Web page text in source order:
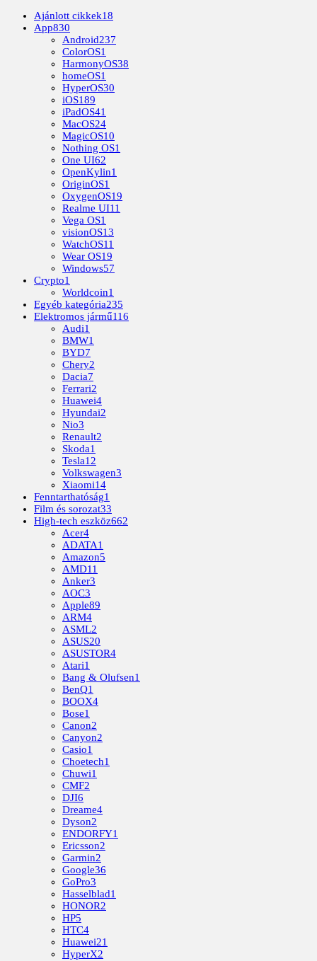
Ajánlott cikkek18
App830
Android237
ColorOS1
HarmonyOS38
homeOS1
HyperOS30
iOS189
iPadOS41
MacOS24
MagicOS10
Nothing OS1
One UI62
OpenKylin1
OriginOS1
OxygenOS19
Realme UI11
Vega OS1
visionOS13
WatchOS11
Wear OS19
Windows57
Crypto1
Worldcoin1
Egyéb kategória235
Elektromos jármű116
Audi1
BMW1
BYD7
Chery2
Dacia7
Ferrari2
Huawei4
Hyundai2
Nio3
Renault2
Skoda1
Tesla12
Volkswagen3
Xiaomi14
Fenntarthatóság1
Film és sorozat33
High-tech eszköz662
Acer4
ADATA1
Amazon5
AMD11
Anker3
AOC3
Apple89
ARM4
ASML2
ASUS20
ASUSTOR4
Atari1
Bang & Olufsen1
BenQ1
BOOX4
Bose1
Canon2
Canyon2
Casio1
Choetech1
Chuwi1
CMF2
DJI6
Dreame4
Dyson2
ENDORFY1
Ericsson2
Garmin2
Google36
GoPro3
Hasselblad1
HONOR2
HP5
HTC4
Huawei21
HyperX2